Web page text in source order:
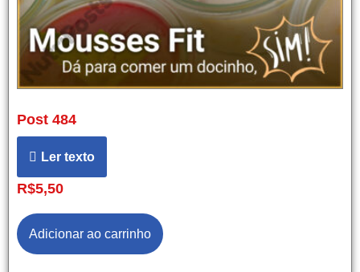
Post 484
Ler texto
R$5,50
Adicionar ao carrinho